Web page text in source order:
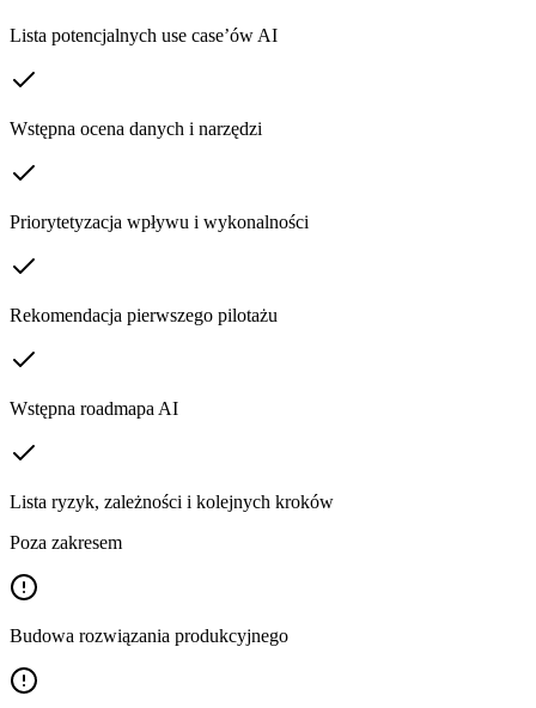
Lista potencjalnych use case’ów AI
Wstępna ocena danych i narzędzi
Priorytetyzacja wpływu i wykonalności
Rekomendacja pierwszego pilotażu
Wstępna roadmapa AI
Lista ryzyk, zależności i kolejnych kroków
Poza zakresem
Budowa rozwiązania produkcyjnego